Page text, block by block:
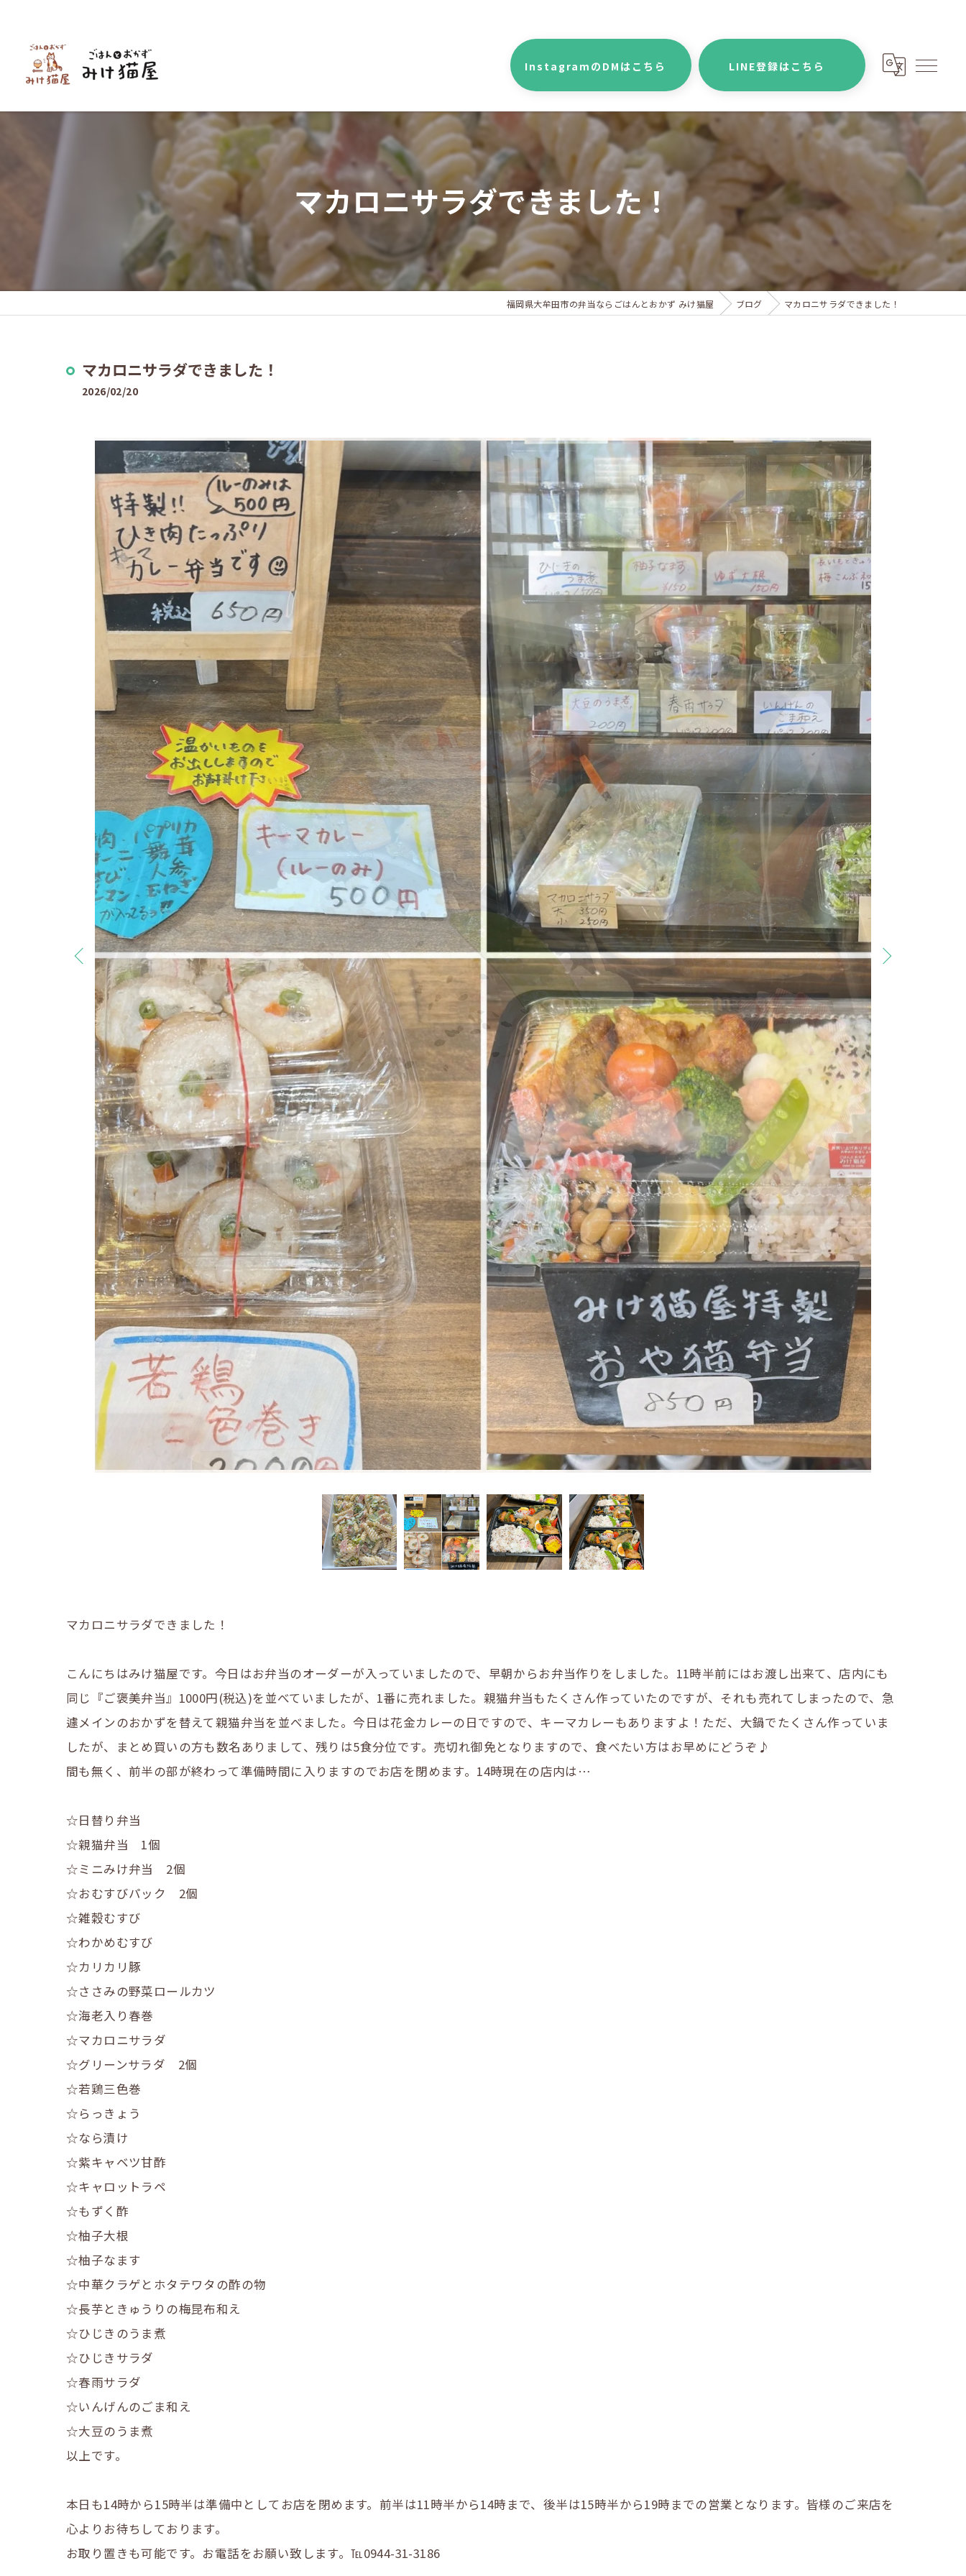
InstagramのDMはこちら LINE登録はこちら
マカロニサラダできました！
福岡県大牟田市の弁当ならごはんとおかず みけ猫屋 ブログ マカロニサラダできました！
マカロニサラダできました！
2026/02/20
マカロニサラダできました！
こんにちはみけ猫屋です。今日はお弁当のオーダーが入っていましたので、早朝からお弁当作りをしました。11時半前にはお渡し出来て、店内にも
同じ『ご褒美弁当』1000円(税込)を並べていましたが、1番に売れました。親猫弁当もたくさん作っていたのですが、それも売れてしまったので、急
遽メインのおかずを替えて親猫弁当を並べました。今日は花金カレーの日ですので、キーマカレーもありますよ！ただ、大鍋でたくさん作っていま
したが、まとめ買いの方も数名ありまして、残りは5食分位です。売切れ御免となりますので、食べたい方はお早めにどうぞ♪
間も無く、前半の部が終わって準備時間に入りますのでお店を閉めます。14時現在の店内は…
☆日替り弁当
☆親猫弁当 1個
☆ミニみけ弁当 2個
☆おむすびパック 2個
☆雑穀むすび
☆わかめむすび
☆カリカリ豚
☆ささみの野菜ロールカツ
☆海老入り春巻
☆マカロニサラダ
☆グリーンサラダ 2個
☆若鶏三色巻
☆らっきょう
☆なら漬け
☆紫キャベツ甘酢
☆キャロットラペ
☆もずく酢
☆柚子大根
☆柚子なます
☆中華クラゲとホタテワタの酢の物
☆長芋ときゅうりの梅昆布和え
☆ひじきのうま煮
☆ひじきサラダ
☆春雨サラダ
☆いんげんのごま和え
☆大豆のうま煮
以上です。
本日も14時から15時半は準備中としてお店を閉めます。前半は11時半から14時まで、後半は15時半から19時までの営業となります。皆様のご来店を
心よりお待ちしております。
お取り置きも可能です。お電話をお願い致します。℡0944-31-3186